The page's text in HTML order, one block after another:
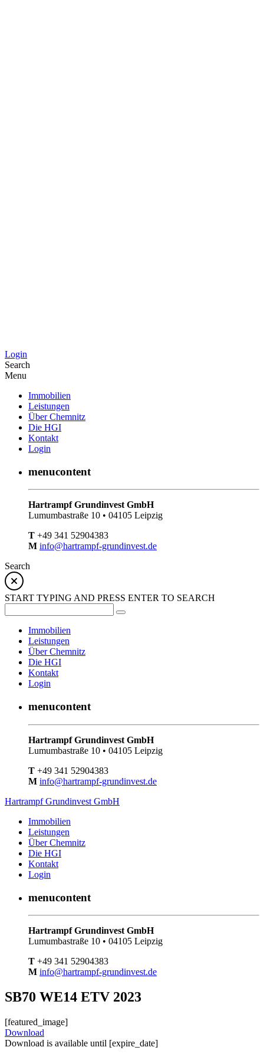
Login
Search
Menu
Immobilien
Leistungen
Über Chemnitz
Die HGI
Kontakt
Login
menucontent
Hartrampf Grundinvest GmbH
Lumumbastraße 10 • 04105 Leipzig
T +49 341 52904383
M info@hartrampf-grundinvest.de
Search
START TYPING AND PRESS ENTER TO SEARCH
Immobilien
Leistungen
Über Chemnitz
Die HGI
Kontakt
Login
menucontent
Hartrampf Grundinvest GmbH
Lumumbastraße 10 • 04105 Leipzig
T +49 341 52904383
M info@hartrampf-grundinvest.de
Hartrampf Grundinvest GmbH
Immobilien
Leistungen
Über Chemnitz
Die HGI
Kontakt
Login
menucontent
Hartrampf Grundinvest GmbH
Lumumbastraße 10 • 04105 Leipzig
T +49 341 52904383
M info@hartrampf-grundinvest.de
SB70 WE14 ETV 2023
[featured_image]
Download
Download is available until [expire_date]